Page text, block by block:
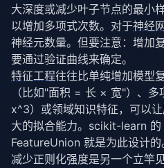
大深度或减少叶子节点的最小
以增加多项式次数。对于神经
神经元数量。但要注意：增加
要通过验证曲线来确定。
特征工程往往比单纯增加模型
（比如"面积 = 长 × 宽"）、多
x^3）或领域知识特征，可以
大的拟合能力。scikit-learn
FeatureUnion 就是为此设计的
减少正则化强度是另一个立竿